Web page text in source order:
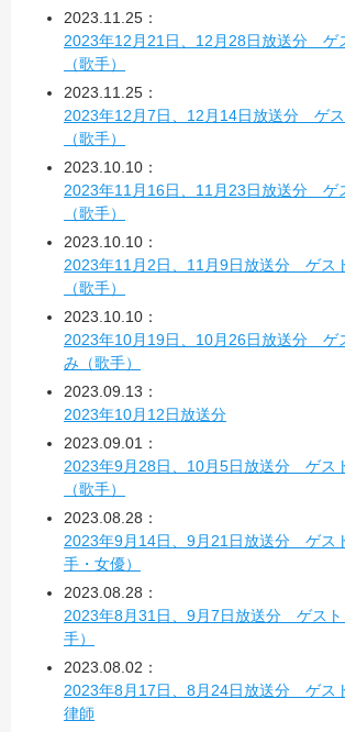
2023.11.25：
2023年12月21日、12月28日放送分 ゲ
（歌手）
2023.11.25：
2023年12月7日、12月14日放送分 ゲ
（歌手）
2023.10.10：
2023年11月16日、11月23日放送分 ゲ
（歌手）
2023.10.10：
2023年11月2日、11月9日放送分 ゲス
（歌手）
2023.10.10：
2023年10月19日、10月26日放送分 ゲ
み（歌手）
2023.09.13：
2023年10月12日放送分
2023.09.01：
2023年9月28日、10月5日放送分 ゲス
（歌手）
2023.08.28：
2023年9月14日、9月21日放送分 ゲス
手・女優）
2023.08.28：
2023年8月31日、9月7日放送分 ゲスト
手）
2023.08.02：
2023年8月17日、8月24日放送分 ゲス
律師